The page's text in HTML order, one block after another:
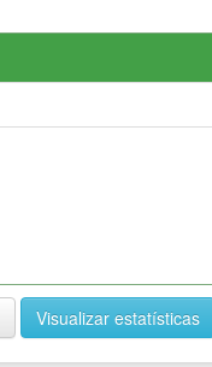
Visualizar estatísticas